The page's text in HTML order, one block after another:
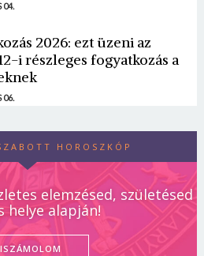
04.
2026: ezt üzeni az
i részleges fogyatkozás a
06.
HOROSZKÓP
elemzésed, születésed
helye alapján!